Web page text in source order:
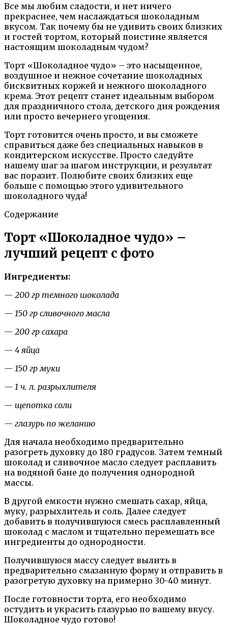
Все мы любим сладости, и нет ничего
прекраснее, чем наслаждаться шоколадным
вкусом. Так почему бы не удивить своих близких
и гостей тортом, который поистине является
настоящим шоколадным чудом?
Торт «Шоколадное чудо» – это насыщенное,
воздушное и нежное сочетание шоколадных
бисквитных коржей и нежного шоколадного
крема. Этот рецепт станет идеальным выбором
для праздничного стола, детского дня рождения
или просто вечернего угощения.
Торт готовится очень просто, и вы сможете
справиться даже без специальных навыков в
кондитерском искусстве. Просто следуйте
нашему шаг за шагом инструкции, и результат
вас поразит. Полюбите своих близких еще
больше с помощью этого удивительного
шоколадного чуда!
Содержание
Торт «Шоколадное чудо» –
лучший рецепт с фото
Ингредиенты:
— 200 гр темного шоколада
— 150 гр сливочного масла
— 200 гр сахара
— 4 яйца
— 150 гр муки
— 1 ч. л. разрыхлителя
— щепотка соли
— глазурь по желанию
Для начала необходимо предварительно
разогреть духовку до 180 градусов. Затем темный
шоколад и сливочное масло следует расплавить
на водяной бане до получения однородной
массы.
В другой емкости нужно смешать сахар, яйца,
муку, разрыхлитель и соль. Далее следует
добавить в получившуюся смесь расплавленный
шоколад с маслом и тщательно перемешать все
ингредиенты до однородности.
Получившуюся массу следует вылить в
предварительно смазанную форму и отправить в
разогретую духовку на примерно 30-40 минут.
После готовности торта, его необходимо
остудить и украсить глазурью по вашему вкусу.
Шоколадное чудо готово!